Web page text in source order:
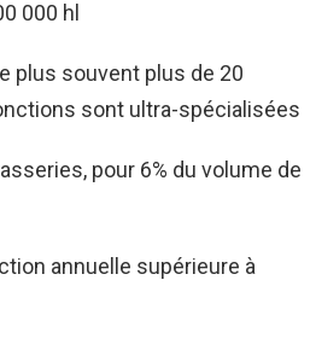
000 hl
plus souvent plus de 20
sont ultra-spécialisées
pour 6% du volume de
annuelle supérieure à